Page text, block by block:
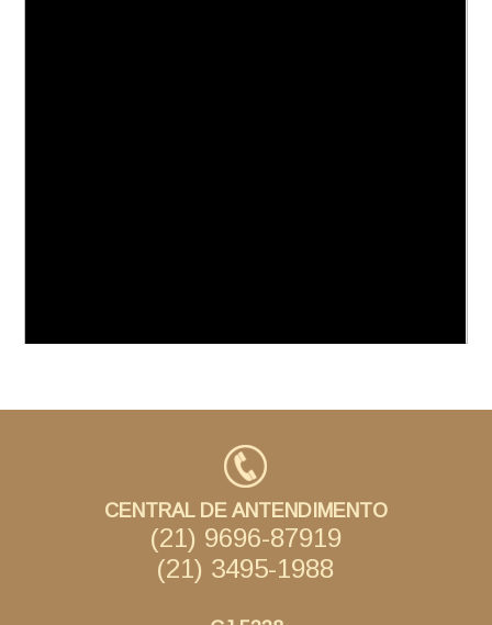
CENTRAL DE ANTENDIMENTO
(21) 9696-87919
(21) 3495-1988